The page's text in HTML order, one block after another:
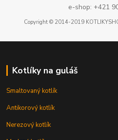
e-shop: +421
Copyright © 2014-2019
Kotlíky na guláš
Smaltovaný kotlík
Antikorový kotlík
Nerezový kotlík